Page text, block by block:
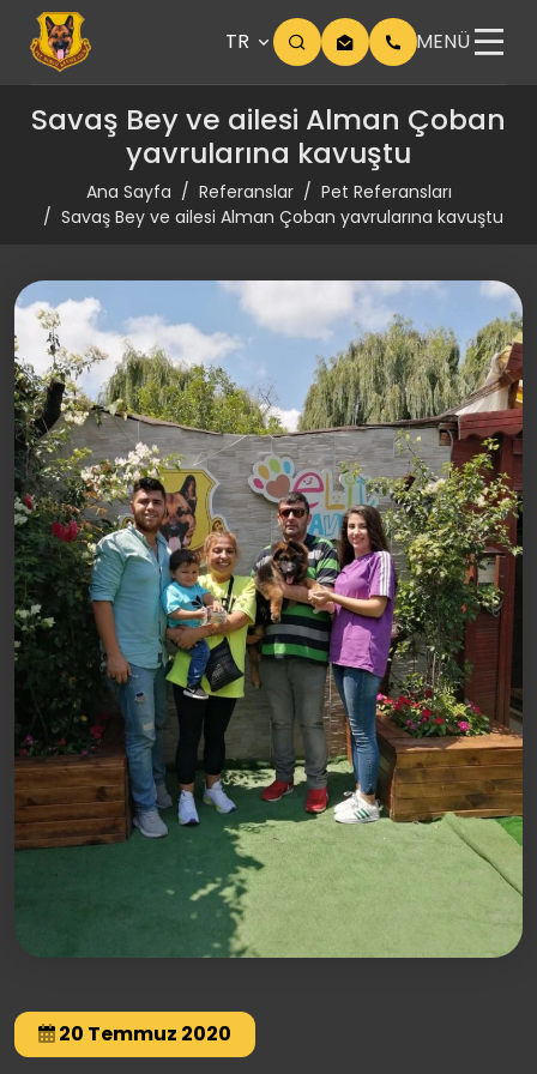
TR MENÜ
Savaş Bey ve ailesi Alman Çoban
yavrularına kavuştu
Ana Sayfa Referanslar
Pet Referansları
Savaş Bey ve ailesi Alman Çoban yavrularına kavuştu
20 Temmuz 2020